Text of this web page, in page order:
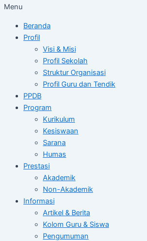
Menu
Beranda
Profil
Visi & Misi
Profil Sekolah
Struktur Organisasi
Profil Guru dan Tendik
PPDB
Program
Kurikulum
Kesiswaan
Sarana
Humas
Prestasi
Akademik
Non-Akademik
Informasi
Artikel & Berita
Kolom Guru & Siswa
Pengumuman